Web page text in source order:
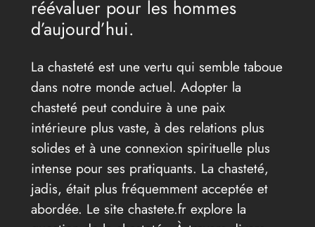
réévaluer pour les hommes
d’aujourd’hui.
La chasteté est une vertu qui semble taboue
dans notre monde actuel. Adopter la
chasteté peut conduire à une paix
intérieure plus vaste, à des relations plus
solides et à une connexion spirituelle plus
intense pour ses pratiquants. La chasteté,
jadis, était plus fréquemment acceptée et
abordée. Le site chastete.fr explore la